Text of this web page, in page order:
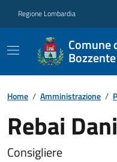
Regione Lombardia
Comune
Bozzente
Home / Amministrazione /
Rebai
Consigliere